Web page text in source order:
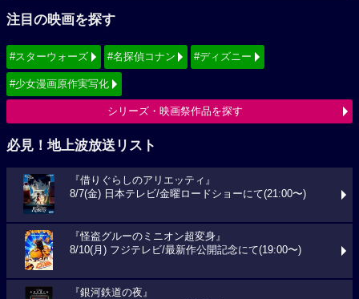
注目の映画を探す
#スターウォーズ #名探偵コナン #ディズニー
#少女漫画原作実写化
シリーズ・映画祭作品を探す
必見！地上波放送リスト
『借りぐらしのアリエッティ』
8/7(金) 日本テレビ/金曜ロードショーにて(21:00〜)
『怪盗グルーのミニオン超変身』
8/10(月) フジテレビ/最新作公開記念にて(19:00〜)
『銀河鉄道の夜』